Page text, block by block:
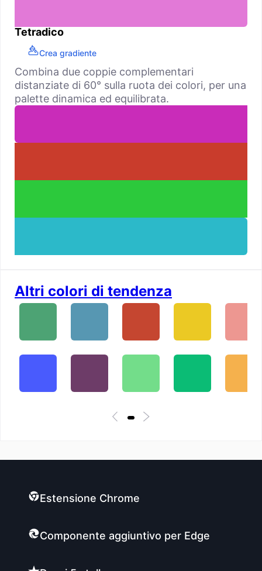
Tetradico
Crea gradiente
Combina due coppie complementari
distanziate di 60° sulla ruota dei colori, per una
palette dinamica ed equilibrata.
Altri colori di tendenza
Estensione Chrome
Componente aggiuntivo per Edge